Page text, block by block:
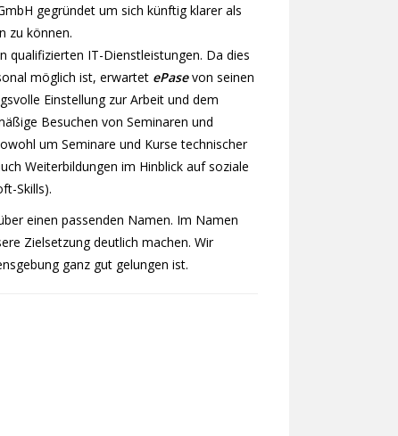
gegründet um sich künftig klarer als
zu können.
qualifizierten IT-Dienstleistungen. Da dies
möglich ist, erwartet ePasevon seinen
Einstellung zur Arbeit und dem
Besuchen von Seminaren und
um Seminare und Kurse technischer
Weiterbildungen im Hinblick auf soziale
Skills).
einen passenden Namen. Im Namen
Zielsetzung deutlich machen. Wir
ganz gut gelungen ist.